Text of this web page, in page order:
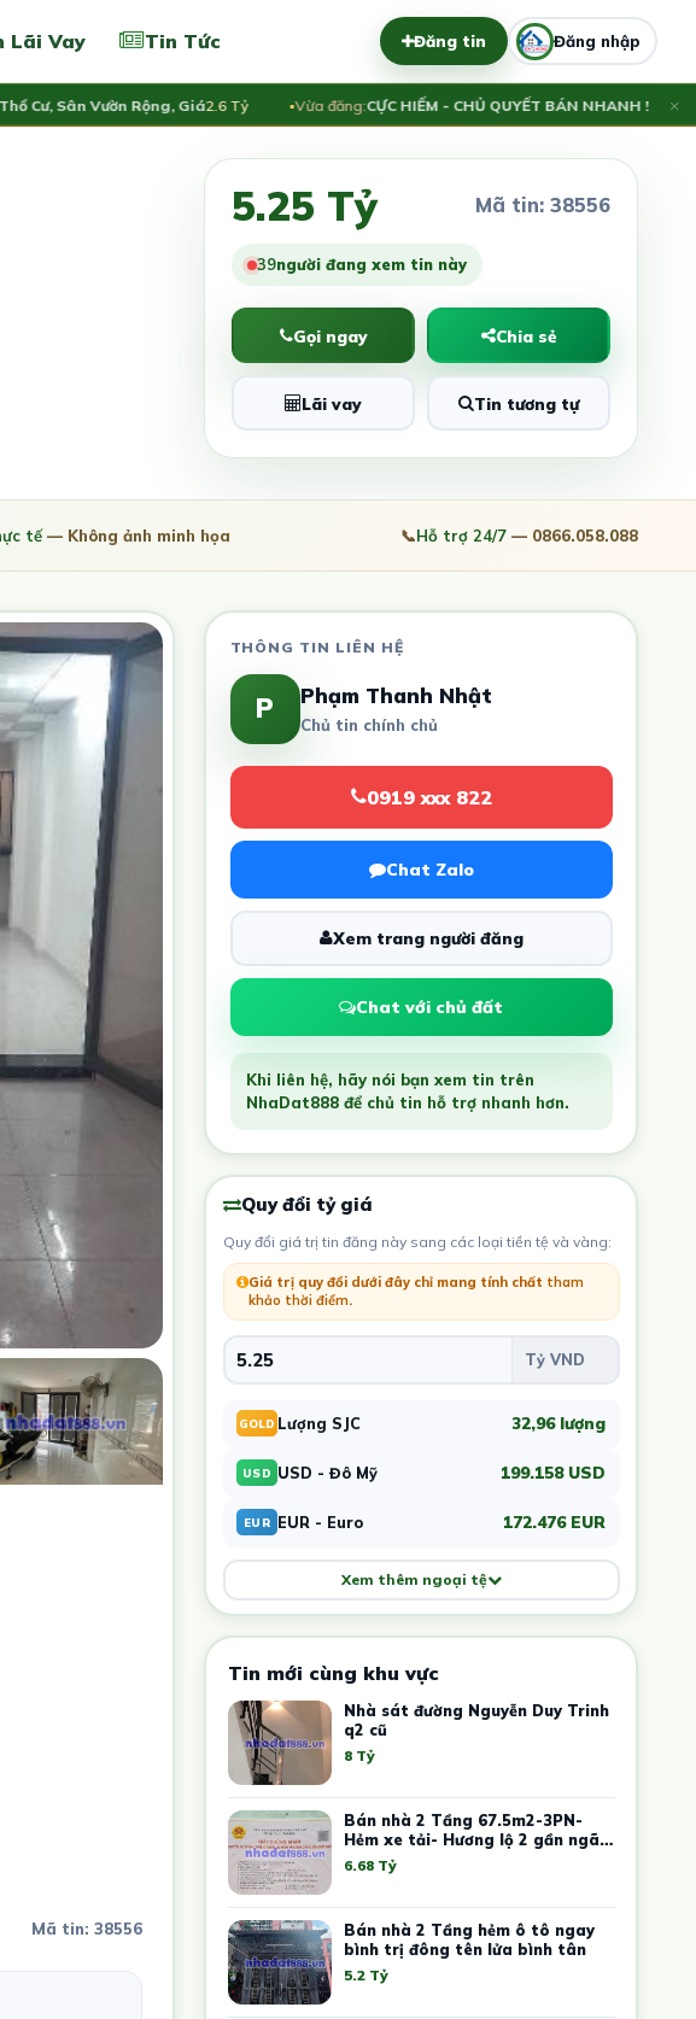
Lãi Vay Tin Tức Đăng tin Đăng nhập
Sân Vườn Rộng, Giá2.6 Tỷ Vừa đăng:CỰC HIẾM - CHỦ QUYẾT BÁN NHANH ! 90M² ×
5.25 Tỷ Mã tin: 38556
40người đang xem tin này
Gọi ngay Chia sẻ
Lãi vay Tin tương tự
tế— Không ảnh minh họa 📞Hỗ trợ 24/7 — 0866.058.088
Mã tin: 38556
THÔNG TIN LIÊN HỆ
P Phạm Thanh Nhật
Chủ tin chính chủ
0919 xxx 822
Chat Zalo
Xem trang người đăng
Chat với chủ đất
Khi liên hệ, hãy nói bạn xem tin trên
NhaDat888 để chủ tin hỗ trợ nhanh hơn.
Quy đổi tỷ giá
Quy đổi giá trị tin đăng này sang các loại tiền tệ và vàng:
Giá trị quy đổi dưới đây chỉ mang tính chất tham
khảo thời điểm.
GOLD Lượng SJC 32,96 lượng
USD USD - Đô Mỹ 199.158 USD
EUR EUR - Euro 172.476 EUR
Xem thêm ngoại tệ
Tin mới cùng khu vực
Nhà sát đường Nguyễn Duy Trinh
q2 cũ
8 Tỷ
Bán nhà 2 Tầng 67.5m2-3PN-
Hẻm xe tải- Hương lộ 2 gần ngã 4
xã
6.68 Tỷ
Bán nhà 2 Tầng hẻm ô tô ngay
bình trị đông tên lửa bình tân
5.2 Tỷ